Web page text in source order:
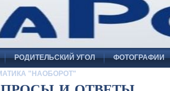
РОДИТЕЛЬСКИЙ УГОЛ ФОТОГРАФИИ
"НАОБОРОТ"